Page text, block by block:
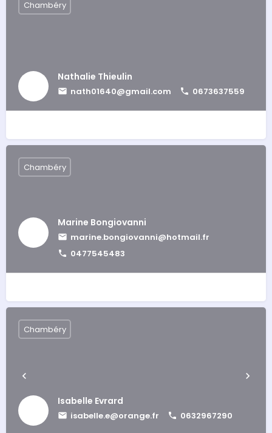
Nathalie Thieulin
nath01640@gmail.com 0673637559
Chambéry
Marine Bongiovanni
marine.bongiovanni@hotmail.fr
0477545483
Chambéry
Isabelle Evrard
isabelle.e@orange.fr 0632967290
Chambéry